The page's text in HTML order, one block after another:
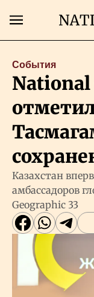
Главная
Экономика
Бизнес
Рынки
Технологии
Власть
События
National
Казахстан
амбассадоров
Geographic 33